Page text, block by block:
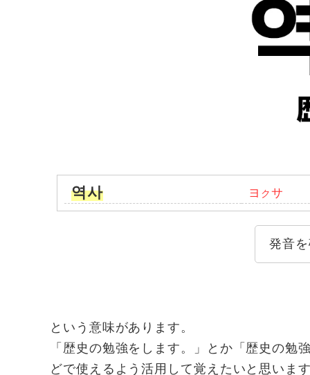
역사 ヨ クサ
発音
という意味があります。
「歴史の勉強をします。」とか「歴史の
どで使えるよう活用して覚えたいと思いま